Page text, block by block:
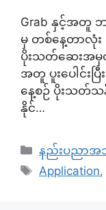
Grab နှင့်အတူ
မှ တစ်နေ့တာလုံး
ပိုးသတ်ဆေးအမှ
အတူ ပူးပေါင်းပ
နေ့စဉ် ပိုးသတ်သ
နိုင်…
Categories
နည်းပညာအသုံ
Tags
Application,